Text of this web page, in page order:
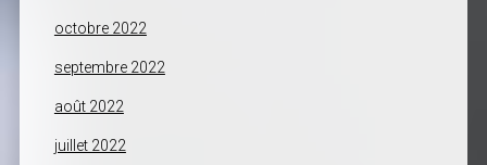
octobre 2022
septembre 2022
août 2022
juillet 2022